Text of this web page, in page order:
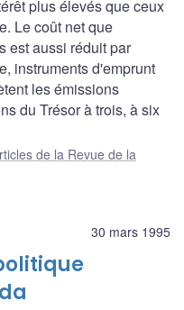
plus élevés que ceux
Le coût net que
est aussi réduit par
instruments d'emprunt
les émissions
du Trésor à trois, à six
de la Revue de la
30 mars 1995